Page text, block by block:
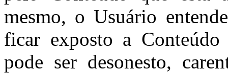
mesmo, o Usuário
ficar exposto a
pode ser desonesto,